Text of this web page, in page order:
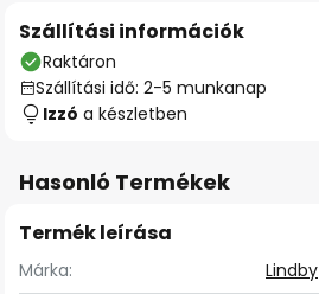
Szállítási információk
Raktáron
Szállítási idő: 2-5 munkanap
Izzó a készletben
Hasonló Termékek
Termék leírása
Márka:
Lindby